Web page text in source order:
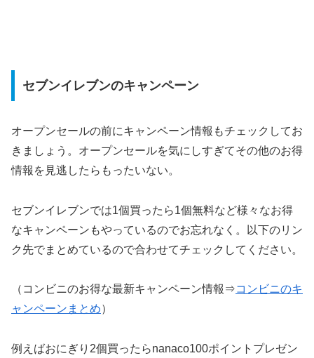
セブンイレブンのキャンペーン
オープンセールの前にキャンペーン情報もチェックしてお
きましょう。オープンセールを気にしすぎてその他のお得
情報を見逃したらもったいない。
セブンイレブンでは1個買ったら1個無料など様々なお得
なキャンペーンもやっているのでお忘れなく。以下のリン
ク先でまとめているので合わせてチェックしてください。
（コンビニのお得な最新キャンペーン情報⇒コンビニのキ
ャンペーンまとめ）
例えばおにぎり2個買ったらnanaco100ポイントプレゼン